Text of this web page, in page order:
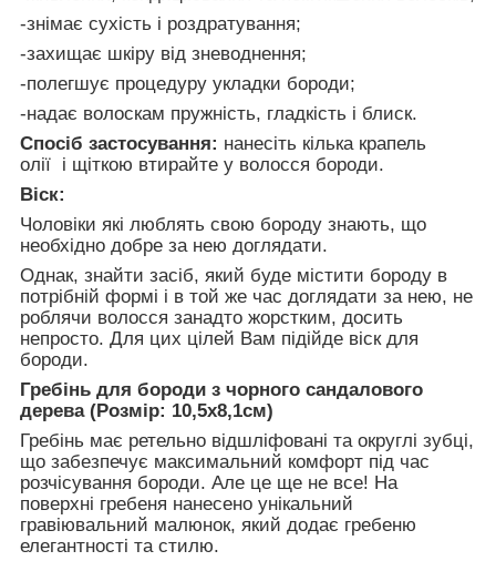
-знімає сухість і роздратування;
-захищає шкіру від зневоднення;
-полегшує процедуру укладки бороди;
-надає волоскам пружність, гладкість і блиск.
Спосіб застосування: нанесіть кілька крапель
олії і щіткою втирайте у волосся бороди.
Віск:
Чоловіки які люблять свою бороду знають, що
необхідно добре за нею доглядати.
Однак, знайти засіб, який буде містити бороду в
потрібній формі і в той же час доглядати за нею, не
роблячи волосся занадто жорстким, досить
непросто. Для цих цілей Вам підійде віск для
бороди.
Гребінь для бороди з чорного сандалового
дерева (Розмір: 10,5х8,1см)
Гребінь має ретельно відшліфовані та округлі зубці,
що забезпечує максимальний комфорт під час
розчісування бороди. Але це ще не все! На
поверхні гребеня нанесено унікальний
гравіювальний малюнок, який додає гребеню
елегантності та стилю.